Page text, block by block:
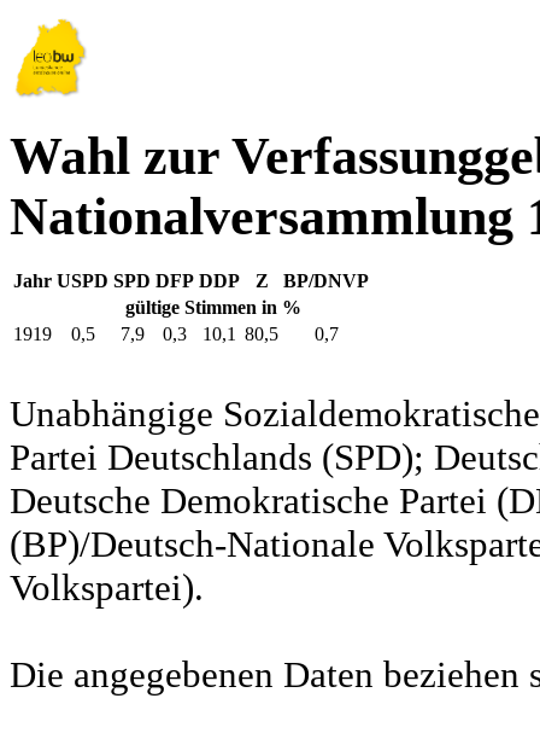
Wahl zur
Nationalversammlung
Jahr USPD SPD DFP DDP Z
BP/DNVP
gültige Stimmen in %
1919
0,5 7,9 0,3 10,1 80,5 0,7
Unabhängige
Partei Deutschlands (SPD);
Deutsche Demokratische Partei
(BP)/Deutsch-Nationale
Volkspartei).
Die angegebenen Daten